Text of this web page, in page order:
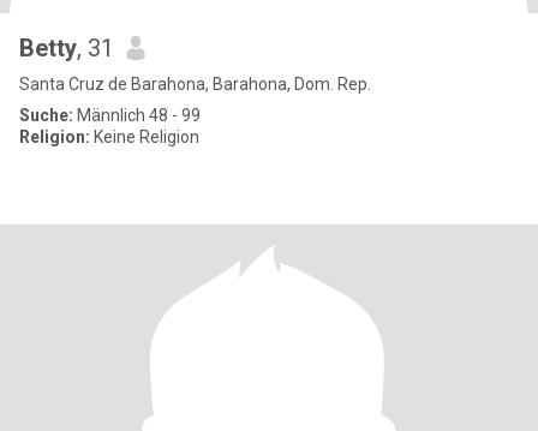
Betty, 31
Santa Cruz de Barahona, Barahona, Dom. Rep.
Suche: Männlich 48 - 99
Religion: Keine Religion